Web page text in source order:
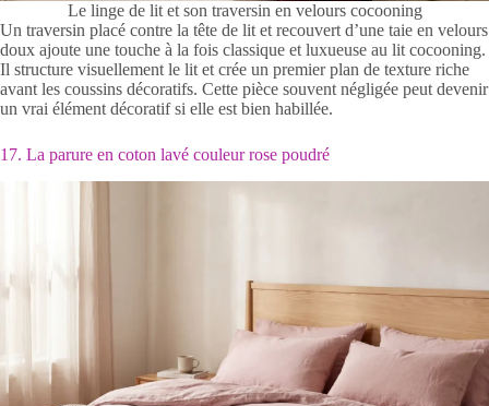
Le linge de lit et son traversin en velours cocooning
Un traversin placé contre la tête de lit et recouvert d’une taie en velours
doux ajoute une touche à la fois classique et luxueuse au lit cocooning.
Il structure visuellement le lit et crée un premier plan de texture riche
avant les coussins décoratifs. Cette pièce souvent négligée peut devenir
un vrai élément décoratif si elle est bien habillée.
17. La parure en coton lavé couleur rose poudré